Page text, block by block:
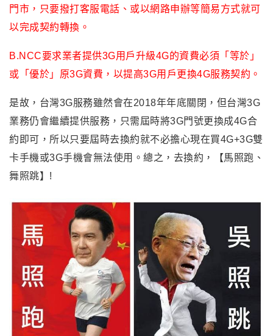
門市，只要撥打客服電話、或以網路申辦等簡易方式就可
以完成契約轉換。
B.NCC要求業者提供3G用戶升級4G的資費必須「等於」
或「優於」原3G資費，以提高3G用戶更換4G服務契約。
是故，台灣3G服務雖然會在2018年年底關閉，但台灣3G
業務仍會繼續提供服務，只需屆時將3G門號更換成4G合
約即可，所以只要屆時去換約就不必擔心現在買4G+3G雙
卡手機或3G手機會無法使用。總之，去換約，【馬照跑、
舞照跳】!